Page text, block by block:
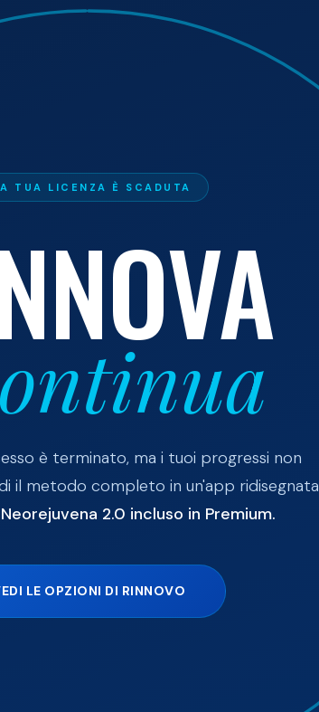
TUA LICENZA È SCADUTA
è terminato, ma i tuoi progressi non
il metodo completo in un'app ridisegnata
2.0 incluso in Premium.
LE OPZIONI DI RINNOVO